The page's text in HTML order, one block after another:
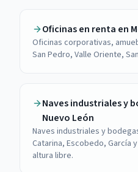
Oficinas en renta en
Oficinas corporativas,
San Pedro, Valle Oriente,
Naves industriales y
Nuevo León
Naves industriales y
Catarina, Escobedo, García
altura libre.